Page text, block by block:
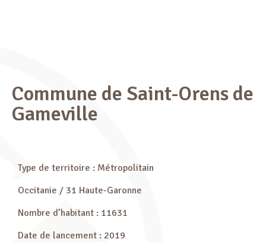
Commune de Saint-Orens de
Gameville
Type de territoire : Métropolitain
Occitanie / 31 Haute-Garonne
Nombre d’habitant : 11631
Date de lancement : 2019